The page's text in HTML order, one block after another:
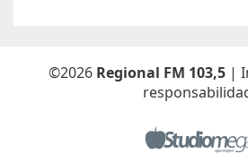
©2026 Regional FM 103,5 |